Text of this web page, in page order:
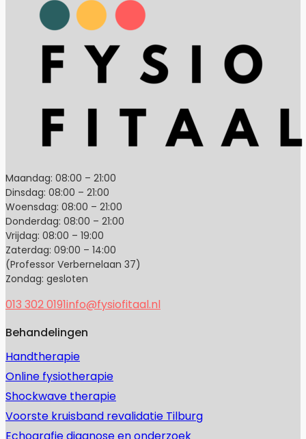
Maandag: 08:00 – 21:00
Dinsdag: 08:00 – 21:00
Woensdag: 08:00 – 21:00
Donderdag: 08:00 – 21:00
Vrijdag: 08:00 – 19:00
Zaterdag: 09:00 – 14:00
(Professor Verbernelaan 37)
Zondag: gesloten
013 302 0191info@fysiofitaal.nl
Behandelingen
Handtherapie
Online fysiotherapie
Shockwave therapie
Voorste kruisband revalidatie Tilburg